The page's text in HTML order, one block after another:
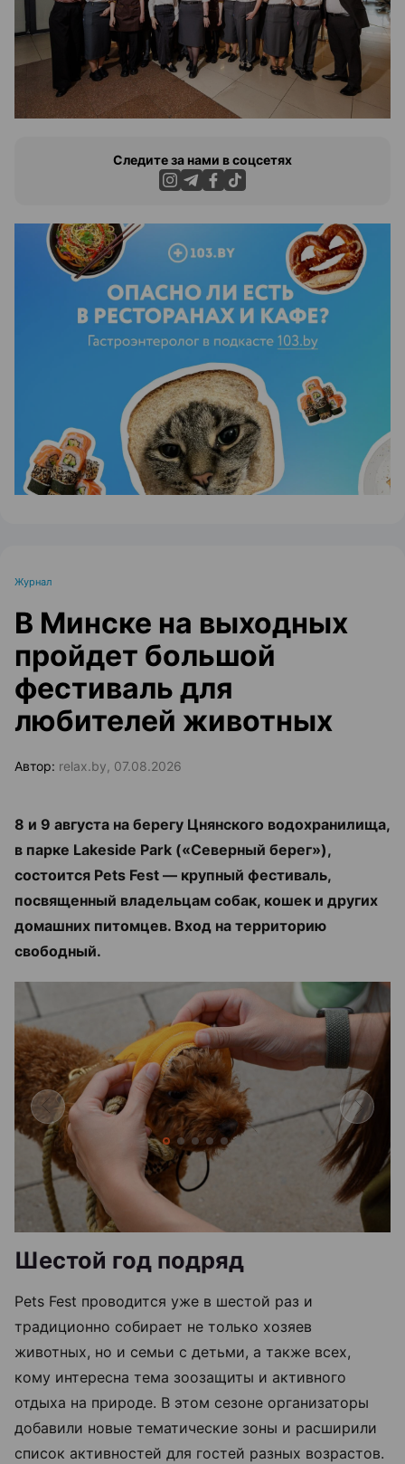
Следите за нами в соцсетях
Журнал
В Минске на выходных
пройдет большой
фестиваль для
любителей животных
Автор: relax.by, 07.08.2026
8 и 9 августа на берегу Цнянского водохранилища,
в парке Lakeside Park («Северный берег»),
состоится Pets Fest — крупный фестиваль,
посвященный владельцам собак, кошек и других
домашних питомцев. Вход на территорию
свободный.
Шестой год подряд
Pets Fest проводится уже в шестой раз и
традиционно собирает не только хозяев
животных, но и семьи с детьми, а также всех,
кому интересна тема зоозащиты и активного
отдыха на природе. В этом сезоне организаторы
добавили новые тематические зоны и расширили
список активностей для гостей разных возрастов.